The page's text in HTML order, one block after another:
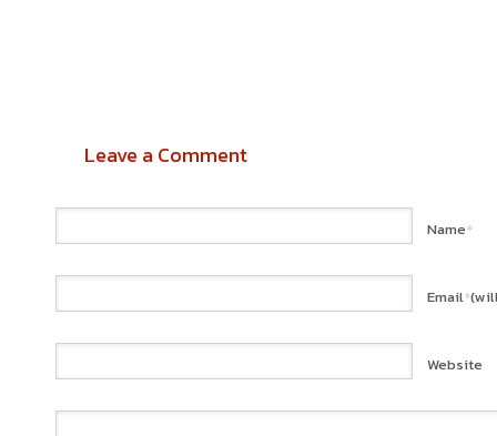
Leave a Comment
Name*
Email*
Website